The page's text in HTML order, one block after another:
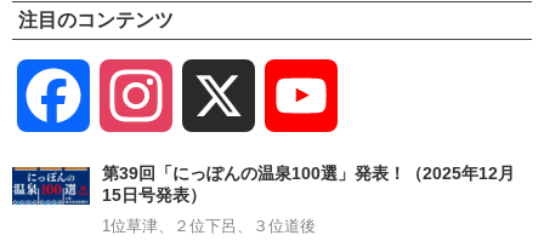
注目のコンテンツ
Facebook Instagram
Channel
第39回「にっぽんの温泉100選」発表！（2025年12月
15日号発表）
1位草津、２位下呂、３位道後